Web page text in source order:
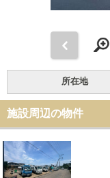
所在地
施設周辺の物件